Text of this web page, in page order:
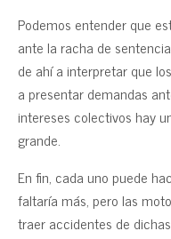
Podemos entender que
ante la racha de
de ahí a interpretar que
a presentar demandas
intereses colectivos hay
grande.
En fin, cada uno puede
faltaría más, pero las
traer accidentes de